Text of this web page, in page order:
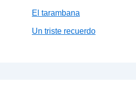
El tarambana
Un triste recuerdo